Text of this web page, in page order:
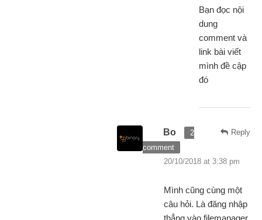
Bạn đọc nội
dung
comment và
link bài viết
mình đề cập
đó
Reply
Bo
2
comment
20/10/2018 at 3:38 pm
Mình cũng cùng một
câu hỏi. Là đăng nhập
thẳng vào filemanager